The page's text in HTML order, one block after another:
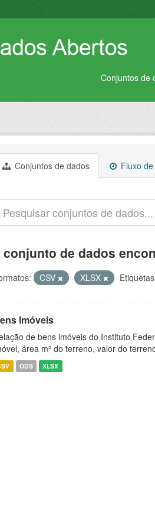
Conjuntos de
Conjuntos de dados Fluxo
conjunto de dados
CSV XLSX
Imóveis
de bens imóveis do Instituto
área m² do terreno, valor do
ODS XLSX